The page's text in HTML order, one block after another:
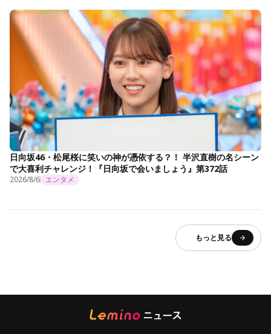
日向坂46・松尾桜に笑いの神が憑依する？！ 半沢直樹の名シーン
で大喜利チャレンジ！『日向坂で会いましょう』第372話
2026/8/6 エンタメ
もっと見る